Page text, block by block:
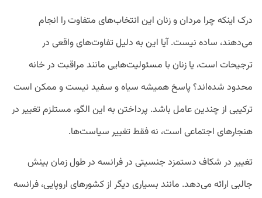
درک اینکه چرا مردان و زنان این انتخاب‌های متفاوت را انجام
می‌دهند، ساده نیست. آیا این به دلیل تفاوت‌های واقعی در
ترجیحات است، یا زنان با مسئولیت‌هایی مانند مراقبت در خانه
محدود شده‌اند؟ پاسخ همیشه سیاه و سفید نیست و ممکن است
ترکیبی از چندین عامل باشد. پرداختن به این الگو، مستلزم تغییر در
هنجارهای اجتماعی است، نه فقط تغییر سیاست‌ها.
تغییر در شکاف دستمزد جنسیتی در فرانسه در طول زمان بینش
جالبی ارائه می‌دهد. مانند بسیاری دیگر از کشورهای اروپایی، فرانسه